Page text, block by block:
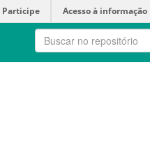
Participe Acesso à informação